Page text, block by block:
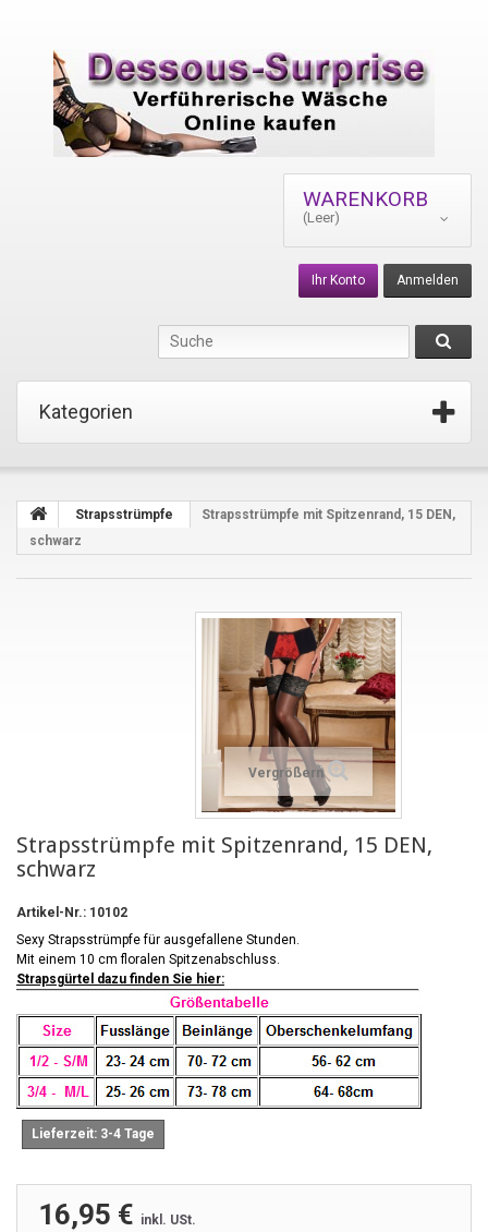
WARENKORB
(Leer)
Anmelden
Ihr Konto
Kategorien
Strapsstrümpfe
Strapsstrümpfe mit Spitzenrand, 15 DEN,
schwarz
Vergrößern
Strapsstrümpfe mit Spitzenrand, 15 DEN,
schwarz
Artikel-Nr.: 10102
Sexy Strapsstrümpfe für ausgefallene Stunden.
Mit einem 10 cm floralen Spitzenabschluss.
Strapsgürtel dazu finden Sie hier:
Lieferzeit: 3-4 Tage
16,95 € inkl. USt.